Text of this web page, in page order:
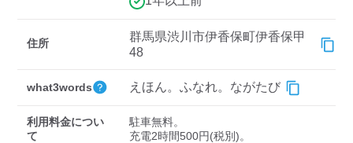
車種
住所
群馬県渋川市伊香保町伊香保甲
48
what3words えほん。ふなれ。ながたび
利用料金につい
て
駐車無料。
充電2時間500円(税別)。